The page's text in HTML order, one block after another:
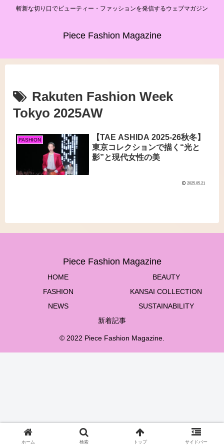
斬新な切り口でビューティー・ファッションを発信するウェブマガジン
Piece Fashion Magazine
Rakuten Fashion Week
Tokyo 2025AW
FASHION
【TAE ASHIDA 2025-26秋冬】
東京コレクションで描く“光と
影”と現代女性の美
2025.05.21
Piece Fashion Magazine
HOME
BEAUTY
FASHION
KANSAI COLLECTION
NEWS
SUSTAINABILITY
新着記事
© 2022 Piece Fashion Magazine.
ホーム 検索 トップ サイドバー